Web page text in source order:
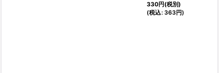
330円(税別)
(税込: 363円)